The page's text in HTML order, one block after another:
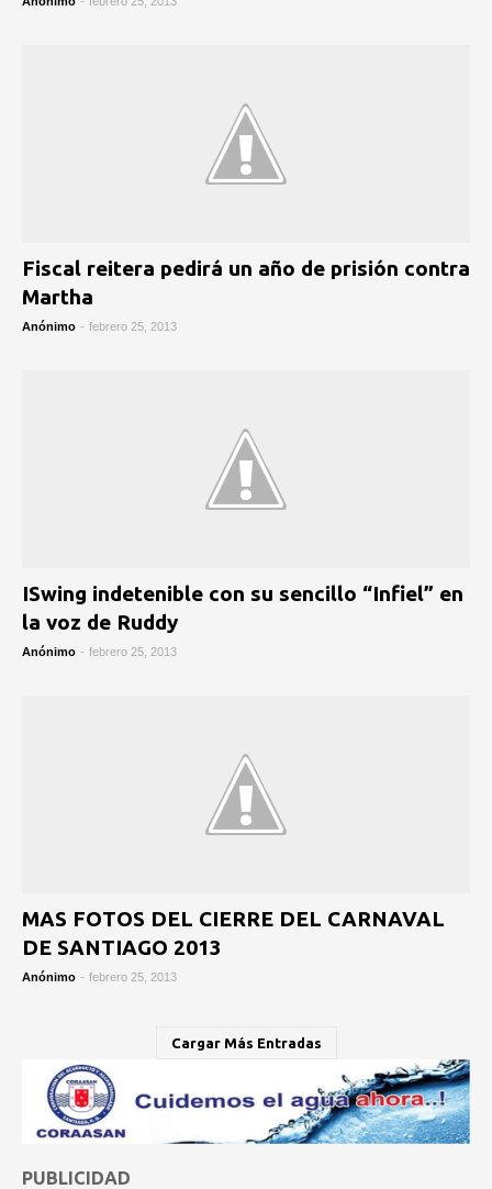
Fiscal reitera pedirá un año de prisión contra
Martha
Anónimo - febrero 25, 2013
ISwing indetenible con su sencillo “Infiel” en
la voz de Ruddy
Anónimo - febrero 25, 2013
MAS FOTOS DEL CIERRE DEL CARNAVAL
DE SANTIAGO 2013
Anónimo - febrero 25, 2013
Cargar Más Entradas
PUBLICIDAD